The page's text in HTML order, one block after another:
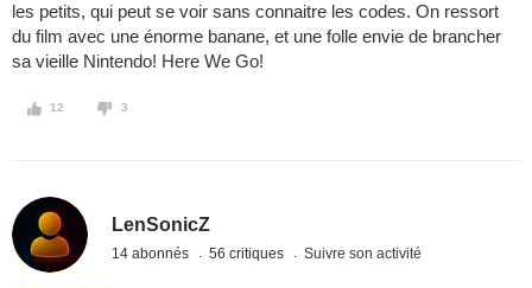
les petits, qui peut se voir sans connaitre les codes. On ressort
du film avec une énorme banane, et une folle envie de brancher
sa vieille Nintendo! Here We Go!
12 3
LenSonicZ
14 abonnés 56 critiques Suivre son activité